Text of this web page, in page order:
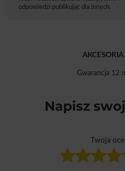
odpowiedzi publikując dla innych.
AKCESORIA
Gwarancja 12
Napisz
Twoja